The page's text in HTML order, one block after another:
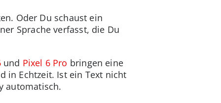
Oder Du schaust ein
Sprache verfasst, die Du
und Pixel 6 Pro bringen eine
in Echtzeit. Ist ein Text nicht
automatisch.